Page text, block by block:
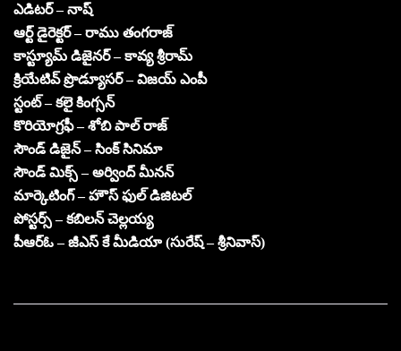
ఎడిటర్ – నాష్
ఆర్ట్ డైరెక్టర్ – రాము తంగరాజ్
కాస్ట్యూమ్ డిజైనర్ – కావ్య శ్రీరామ్
క్రియేటివ్ ప్రొడ్యూసర్ – విజయ్ ఎంపీ
స్టంట్ – కలై కింగ్సన్
కొరియోగ్రఫీ – శోబి పాల్ రాజ్
సౌండ్ డిజైన్ – సింక్ సినిమా
సౌండ్ మిక్స్ – అర్వింద్ మీనన్
మార్కెటింగ్ – హౌస్ ఫుల్ డిజిటల్
పోస్టర్స్ – కబిలన్ చెల్లయ్య
పీఆర్ఓ – జీఎస్ కే మీడియా (సురేష్ – శ్రీనివాస్)